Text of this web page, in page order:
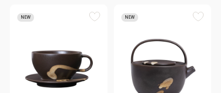
NEW NEW